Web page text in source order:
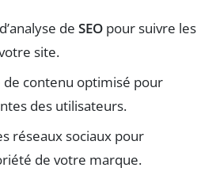
de SEO pour suivre les
site.
contenu optimisé pour
des utilisateurs.
réseaux sociaux pour
de votre marque.